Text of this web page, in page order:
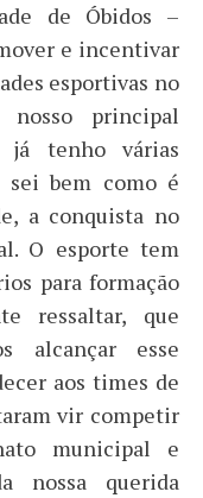
de Óbidos –
e incentivar
esportivas no
principal
já tenho várias
sei bem como é
a conquista no
O esporte tem
para formação
ressaltar, que
alcançar esse
aos times de
vir competir
municipal e
nossa querida